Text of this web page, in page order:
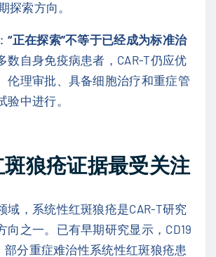
探索方向。
“正在探索”不等于已经成为标准治
数自身免疫病患者，CAR-T仍应优
伦理审批、具备细胞治疗和重症管
验中进行。
狼疮证据最受关注
域，系统性红斑狼疮是CAR-T研究
向之一。已有早期研究显示，CD19
部分重症难治性系统性红斑狼疮患